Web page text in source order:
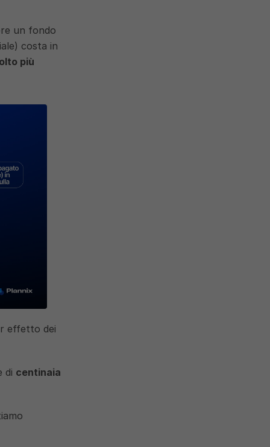
un fondo
costa in
più
effetto dei
di centinaia